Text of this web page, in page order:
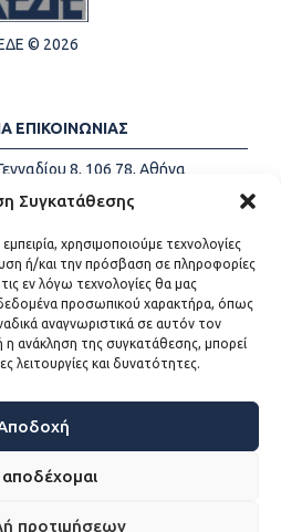
Συγκατάθεσης
χρησιμοποιούμε τεχνολογίες
ή/και την πρόσβαση σε πληροφορίες
εν λόγω τεχνολογίες θα μας
προσωπικού χαρακτήρα, όπως
αναγνωριστικά σε αυτόν τον
ανάκληση της συγκατάθεσης, μπορεί
λειτουργίες και δυνατότητες.
προτιμήσεων
© 2026
ΕΠΙΚΟΙΝΩΝΙΑΣ
8, 106 78, Αθήνα
+30 213-2147500
info@kede.gr
ΣΥΝΔΕΣΜΟΙ
Η ΚΕΔΕ
Επικοινωνία
Sitemap
χρήσης